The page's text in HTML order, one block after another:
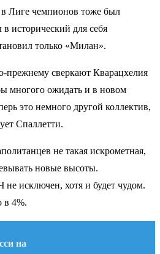
Лиге чемпионов тоже был
исторический для себя
только «Милан».
прежнему сверкают Кварацхелия
многого ожидать и в новом
это немного другой коллектив,
Спаллетти.
не такая искрометная,
новые высоты.
исключен, хотя и будет чудом.
в 4%.
на